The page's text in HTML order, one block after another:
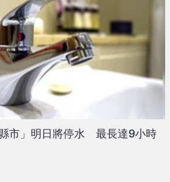
市」明日將停水 最長達9小時